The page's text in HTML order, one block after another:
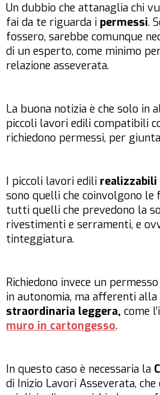
Un dubbio che attanaglia chi
fai da te riguarda i permessi.
fossero, sarebbe comunque
di un esperto, come minimo
relazione asseverata.
La buona notizia è che solo in
piccoli lavori edili compatibili
richiedono permessi, per
I piccoli lavori edili realizzabili
sono quelli che coinvolgono le
tutti quelli che prevedono la
rivestimenti e serramenti, e
tinteggiatura.
Richiedono invece un
in autonomia, ma afferenti alla
straordinaria leggera, come
muro in cartongesso.
In questo caso è necessaria la
di Inizio Lavori Asseverata,